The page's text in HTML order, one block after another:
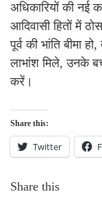
अधिकारियों की नई
आदिवासी हितों में
पूर्व की भांति बीमा
लाभांश मिले, उनके
करें।
Share this:
Twitter
Share this